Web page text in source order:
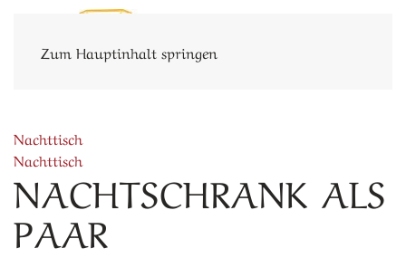
Zum Hauptinhalt springen
Nachttisch
Nachttisch
NACHTSCHRANK ALS
PAAR